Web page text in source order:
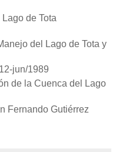
de Tota
del Lago de Tota y
jun/1989
de la Cuenca del Lago
Fernando Gutiérrez